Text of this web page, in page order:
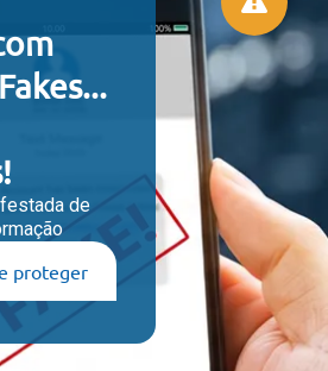
de
proteger